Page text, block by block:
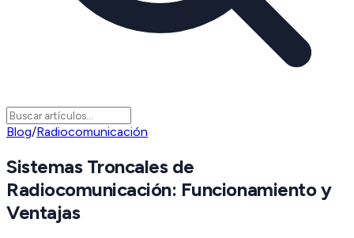
Blog/Radiocomunicación
Sistemas Troncales de
Radiocomunicación: Funcionamiento y
Ventajas